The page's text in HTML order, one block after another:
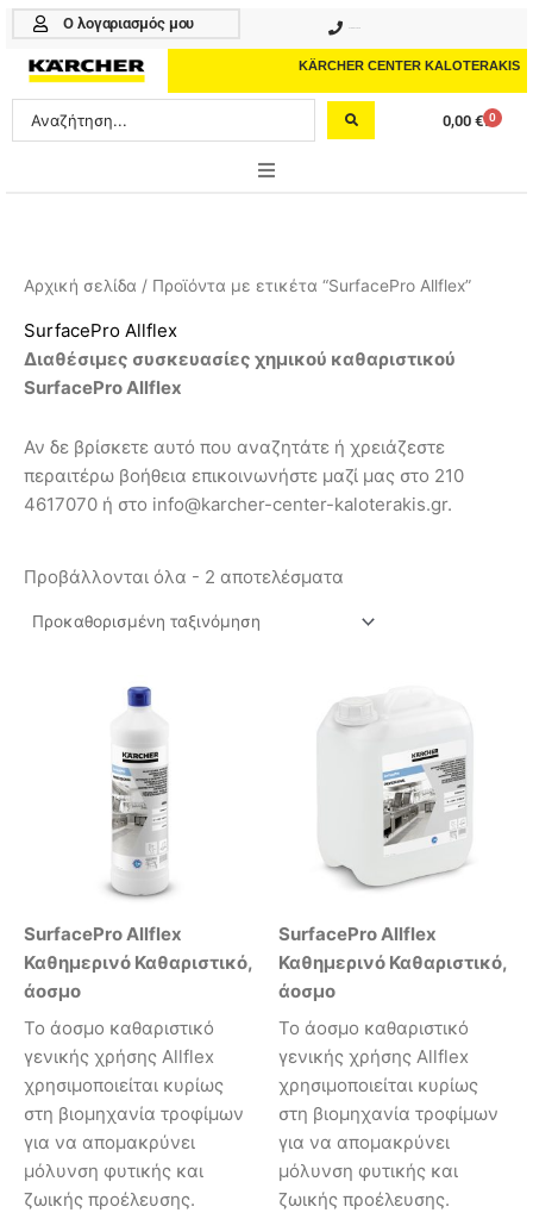
Μετάβαση
περιεχόμενο
Ο λογαριασμός μου
KÄRCHER CENTER KALOTERAKIS
Search
...
0,00 € 0
Cart
PROFESSIONAL
ΑΞΕΣΟΥΑΡ
ΥΠΗΡΕΣΙΕΣ-ΝΕΑ-ΛΥΣΕΙΣ
Αρχική σελίδα / Προϊόντα με ετικέτα “SurfacePro Allflex”
SurfacePro Allflex
Διαθέσιμες συσκευασίες χημικού καθαριστικού
SurfacePro Allflex
Αν δε βρίσκετε αυτό που αναζητάτε ή χρειάζεστε
περαιτέρω βοήθεια επικοινωνήστε μαζί μας στο 210
4617070 ή στο info@karcher-center-kaloterakis.gr.
Προβάλλονται όλα - 2 αποτελέσματα
SurfacePro Allflex
Καθημερινό Καθαριστικό,
άοσμο
Το άοσμο καθαριστικό
γενικής χρήσης Allflex
χρησιμοποιείται κυρίως
στη βιομηχανία τροφίμων
για να απομακρύνει
μόλυνση φυτικής και
ζωικής προέλευσης.
SurfacePro Allflex
Καθημερινό Καθαριστικό,
άοσμο
Το άοσμο καθαριστικό
γενικής χρήσης Allflex
χρησιμοποιείται κυρίως
στη βιομηχανία τροφίμων
για να απομακρύνει
μόλυνση φυτικής και
ζωικής προέλευσης.